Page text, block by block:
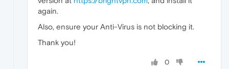
again.
Also, ensure your Anti-Virus is not blocking it.
Thank you!
0